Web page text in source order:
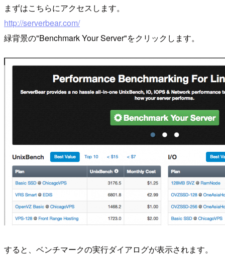
まずはこちらにアクセスします。
http://serverbear.com/
緑背景の"Benchmark Your Server"をクリックします。
すると、ベンチマークの実行ダイアログが表示されます。